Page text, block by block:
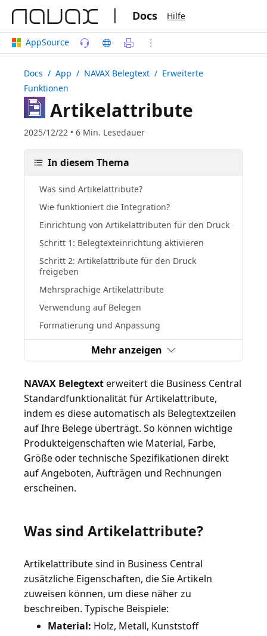
| Docs Hilfe
AppSource
Docs / App / NAVAX Belegtext / Erweiterte
Funktionen
Artikelattribute
2025/12/22 • 6 Min. Lesedauer
In diesem Thema
Was sind Artikelattribute?
Wie funktioniert die Integration?
Einrichtung von Artikelattributen für den Druck
Schritt 1: Belegtexteinrichtung aktivieren
Schritt 2: Artikelattribute für den Druck
freigeben
Mehrsprachige Artikelattribute
Verwendung auf Belegen
Formatierung und Anpassung
Mehr anzeigen
NAVAX Belegtexterweitert die Business Central
Standardfunktionalität für Artikelattribute,
indem es diese automatisch als Belegtextzeilen
auf Ihre Belege überträgt. So können wichtige
Produkteigenschaften wie Material, Farbe,
Größe oder technische Spezifikationen direkt
auf Angeboten, Aufträgen und Rechnungen
erscheinen.
Was sind Artikelattribute?
Artikelattribute sind in Business Central
zusätzliche Eigenschaften, die Sie Artikeln
zuweisen können, um diese näher zu
Material: Holz, Metall, Kunststoff